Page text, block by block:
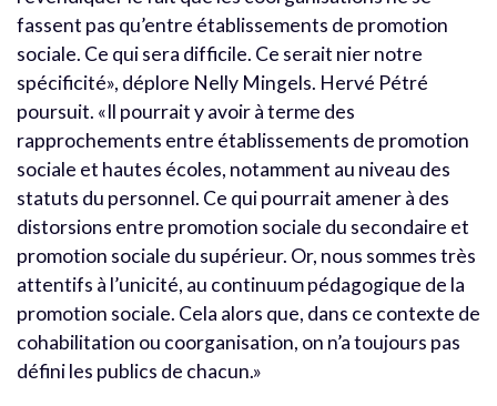
fassent pas qu’entre établissements de promotion
sociale. Ce qui sera difficile. Ce serait nier notre
spécificité», déplore Nelly Mingels. Hervé Pétré
poursuit. «Il pourrait y avoir à terme des
rapprochements entre établissements de promotion
sociale et hautes écoles, notamment au niveau des
statuts du personnel. Ce qui pourrait amener à des
distorsions entre promotion sociale du secondaire et
promotion sociale du supérieur. Or, nous sommes très
attentifs à l’unicité, au continuum pédagogique de la
promotion sociale. Cela alors que, dans ce contexte de
cohabilitation ou coorganisation, on n’a toujours pas
défini les publics de chacun.»